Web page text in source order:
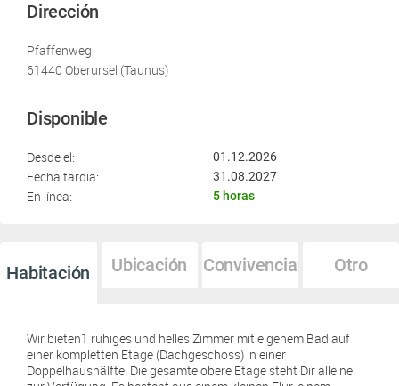
Dirección
Pfaffenweg
61440 Oberursel (Taunus)
Disponible
Desde el: 01.12.2026
Fecha tardía: 31.08.2027
En línea: 5 horas
Habitación Ubicación Convivencia Otro
Wir bieten1 ruhiges und helles Zimmer mit eigenem Bad auf
einer kompletten Etage (Dachgeschoss) in einer
Doppelhaushälfte. Die gesamte obere Etage steht Dir alleine